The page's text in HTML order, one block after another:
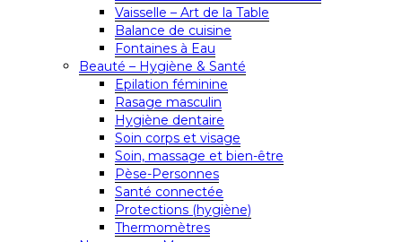
Vaisselle – Art de la Table
Balance de cuisine
Fontaines à Eau
Beauté – Hygiène & Santé
Epilation féminine
Rasage masculin
Hygiène dentaire
Soin corps et visage
Soin, massage et bien-être
Pèse-Personnes
Santé connectée
Protections (hygiène)
Thermomètres